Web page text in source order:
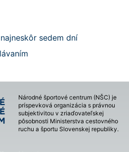
najneskôr sedem dní
Národné športové centrum (NŠC) je
príspevková organizácia s právnou
subjektivitou v zriaďovateľskej
pôsobnosti Ministerstva cestovného
ruchu a športu Slovenskej republiky.